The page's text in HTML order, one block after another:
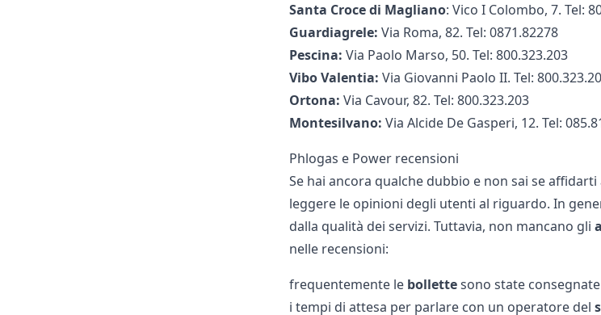
Santa Croce di Magliano: Vico I Colombo, 7. Tel:
Guardiagrele: Via Roma, 82. Tel: 0871.82278
Pescina: Via Paolo Marso, 50. Tel: 800.323.203
Vibo Valentia: Via Giovanni Paolo II. Tel:
Ortona: Via Cavour, 82. Tel: 800.323.203
Montesilvano: Via Alcide De Gasperi, 12. Tel:
Phlogas e Power recensioni
Se hai ancora qualche dubbio e non sai se
leggere le opinioni degli utenti al riguardo. In
dalla qualità dei servizi. Tuttavia, non mancano gli
nelle recensioni:
frequentemente le bollettesono state
i tempi di attesa per parlare con un operatore del